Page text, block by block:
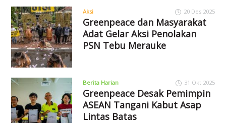
Aksi 20 Des 2025
Greenpeace dan Masyarakat
Adat Gelar Aksi Penolakan
PSN Tebu Merauke
Berita Harian 31 Okt 2025
Greenpeace Desak Pemimpin
ASEAN Tangani Kabut Asap
Lintas Batas